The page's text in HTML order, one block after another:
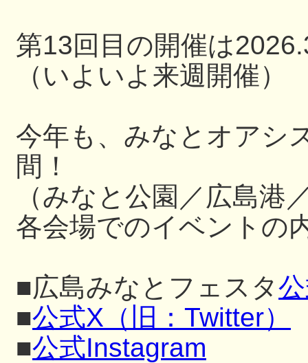
第13回目の開催は
（いよいよ来週開催）
今年も、みなとオアシ
間！
（みなと公園／広島港
各会場でのイベントの
■広島みなとフェスタ
■公式X（旧：Twitter）
■公式Instagram